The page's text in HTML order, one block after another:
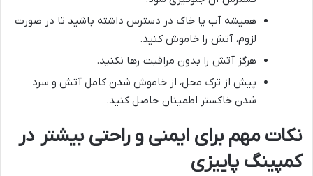
همیشه آب یا خاک در دسترس داشته باشید تا در صورت
لزوم، آتش را خاموش کنید.
هرگز آتش را بدون مراقبت رها نکنید.
پیش از ترک محل، از خاموش شدن کامل آتش و سرد
شدن خاکستر اطمینان حاصل کنید.
نکات مهم برای ایمنی و راحتی بیشتر در
کمپینگ پاییزی